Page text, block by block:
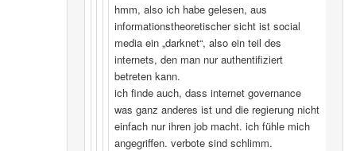
hmm, also ich habe gelesen, aus
informationstheoretischer sicht ist social
media ein „darknet“, also ein teil des
internets, den man nur authentifiziert
betreten kann.
ich finde auch, dass internet governance
was ganz anderes ist und die regierung nicht
einfach nur ihren job macht. ich fühle mich
angegriffen. verbote sind schlimm.